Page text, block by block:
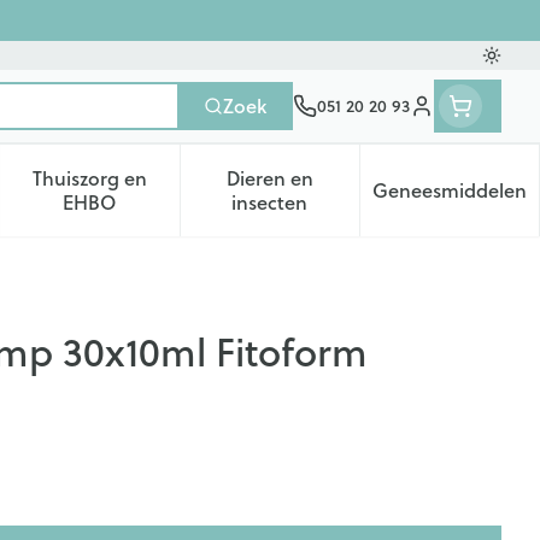
Zoek 051 20 20 93
Klant menu
categorie
voor Natuur geneeskunde categorie
Thuiszorg en
EHBOToon submenu voor Thuiszorg en EHBO categorie
Dieren en
insectenToon submenu voor Dieren
Geneesmiddelen
Toon
30x10ml Fitoform